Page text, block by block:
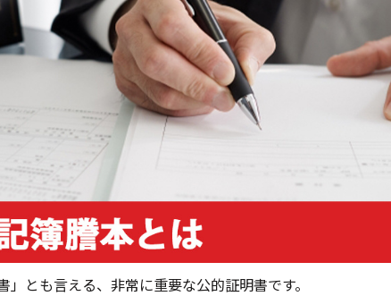
とも言える、非常に重要な公的証明書です。